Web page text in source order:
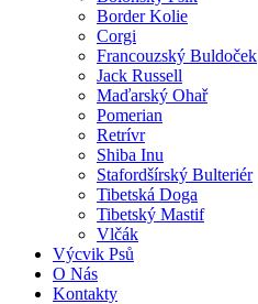
Border Kolie
Corgi
Francouzský Buldoček
Jack Russell
Maďarský Ohař
Pomerian
Retrívr
Shiba Inu
Stafordšírský Bulteriér
Tibetská Doga
Tibetský Mastif
Vlčák
Výcvik Psů
O Nás
Kontakty